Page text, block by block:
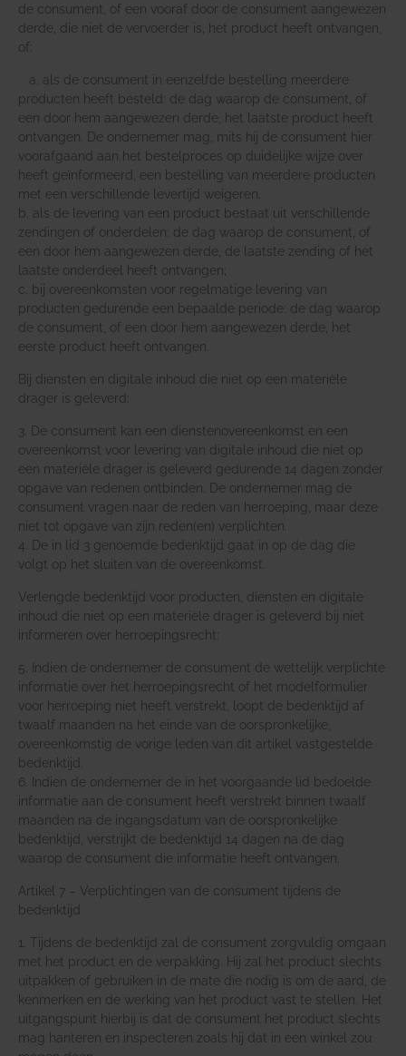
de consument, of een vooraf door de consument aangewezen
derde, die niet de vervoerder is, het product heeft ontvangen,
of:
a. als de consument in eenzelfde bestelling meerdere
producten heeft besteld: de dag waarop de consument, of
een door hem aangewezen derde, het laatste product heeft
ontvangen. De ondernemer mag, mits hij de consument hier
voorafgaand aan het bestelproces op duidelijke wijze over
heeft geïnformeerd, een bestelling van meerdere producten
met een verschillende levertijd weigeren.
b. als de levering van een product bestaat uit verschillende
zendingen of onderdelen: de dag waarop de consument, of
een door hem aangewezen derde, de laatste zending of het
laatste onderdeel heeft ontvangen;
c. bij overeenkomsten voor regelmatige levering van
producten gedurende een bepaalde periode: de dag waarop
de consument, of een door hem aangewezen derde, het
eerste product heeft ontvangen.
Bij diensten en digitale inhoud die niet op een materiële
drager is geleverd:
3. De consument kan een dienstenovereenkomst en een
overeenkomst voor levering van digitale inhoud die niet op
een materiële drager is geleverd gedurende 14 dagen zonder
opgave van redenen ontbinden. De ondernemer mag de
consument vragen naar de reden van herroeping, maar deze
niet tot opgave van zijn reden(en) verplichten.
4. De in lid 3 genoemde bedenktijd gaat in op de dag die
volgt op het sluiten van de overeenkomst.
Verlengde bedenktijd voor producten, diensten en digitale
inhoud die niet op een materiële drager is geleverd bij niet
informeren over herroepingsrecht:
5. Indien de ondernemer de consument de wettelijk verplichte
informatie over het herroepingsrecht of het modelformulier
voor herroeping niet heeft verstrekt, loopt de bedenktijd af
twaalf maanden na het einde van de oorspronkelijke,
overeenkomstig de vorige leden van dit artikel vastgestelde
bedenktijd.
6. Indien de ondernemer de in het voorgaande lid bedoelde
informatie aan de consument heeft verstrekt binnen twaalf
maanden na de ingangsdatum van de oorspronkelijke
bedenktijd, verstrijkt de bedenktijd 14 dagen na de dag
waarop de consument die informatie heeft ontvangen.
Artikel 7 – Verplichtingen van de consument tijdens de
bedenktijd
1. Tijdens de bedenktijd zal de consument zorgvuldig omgaan
met het product en de verpakking. Hij zal het product slechts
uitpakken of gebruiken in de mate die nodig is om de aard, de
kenmerken en de werking van het product vast te stellen. Het
uitgangspunt hierbij is dat de consument het product slechts
mag hanteren en inspecteren zoals hij dat in een winkel zou